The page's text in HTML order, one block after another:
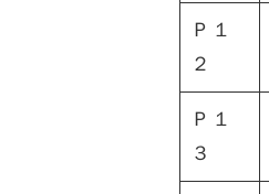
Ｐ１
２
Ｐ１
３